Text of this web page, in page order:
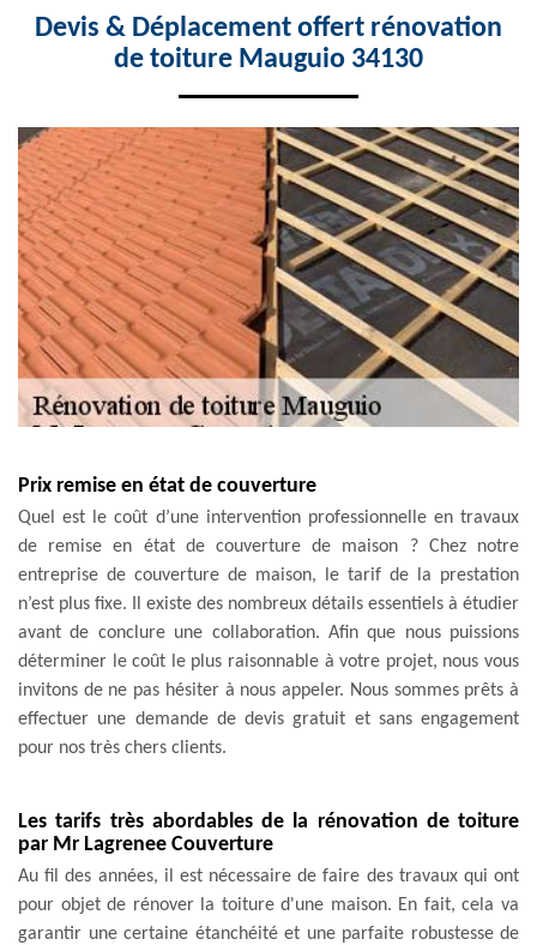
Devis & Déplacement offert rénovation
de toiture Mauguio 34130
Prix remise en état de couverture
Quel est le coût d’une intervention professionnelle en travaux
de remise en état de couverture de maison ? Chez notre
entreprise de couverture de maison, le tarif de la prestation
n’est plus fixe. Il existe des nombreux détails essentiels à étudier
avant de conclure une collaboration. Afin que nous puissions
déterminer le coût le plus raisonnable à votre projet, nous vous
invitons de ne pas hésiter à nous appeler. Nous sommes prêts à
effectuer une demande de devis gratuit et sans engagement
pour nos très chers clients.
Les tarifs très abordables de la rénovation de toiture
par Mr Lagrenee Couverture
Au fil des années, il est nécessaire de faire des travaux qui ont
pour objet de rénover la toiture d'une maison. En fait, cela va
garantir une certaine étanchéité et une parfaite robustesse de